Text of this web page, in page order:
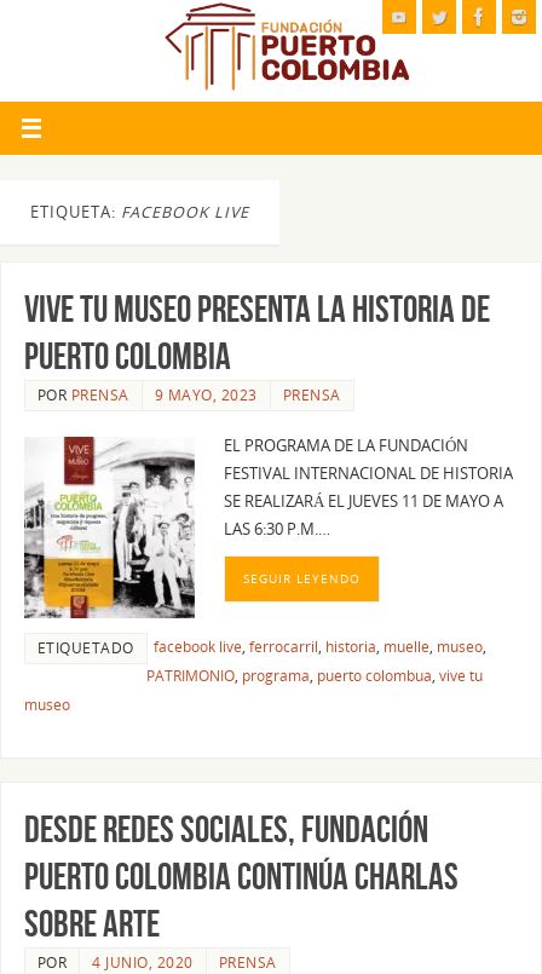
ETIQUETA: FACEBOOK LIVE
VIVE TU MUSEO PRESENTA LA HISTORIA DE
PUERTO COLOMBIA
POR PRENSA 9 MAYO, 2023 PRENSA
EL PROGRAMA DE LA FUNDACIÓN
FESTIVAL INTERNACIONAL DE HISTORIA
SE REALIZARÁ EL JUEVES 11 DE MAYO A
LAS 6:30 P.M.…
SEGUIR LEYENDO
ETIQUETADO facebook live, ferrocarril, historia, muelle, museo,
PATRIMONIO, programa, puerto colombua, vive tu
museo
DESDE REDES SOCIALES, FUNDACIÓN
PUERTO COLOMBIA CONTINÚA CHARLAS
SOBRE ARTE
POR 4 JUNIO, 2020 PRENSA